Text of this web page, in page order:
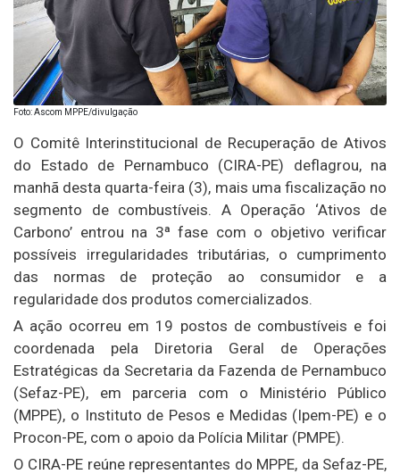
Foto: Ascom MPPE/divulgação
O Comitê Interinstitucional de Recuperação de Ativos
do Estado de Pernambuco (CIRA-PE) deflagrou, na
manhã desta quarta-feira (3), mais uma fiscalização no
segmento de combustíveis. A Operação ‘Ativos de
Carbono’ entrou na 3ª fase com o objetivo verificar
possíveis irregularidades tributárias, o cumprimento
das normas de proteção ao consumidor e a
regularidade dos produtos comercializados.
A ação ocorreu em 19 postos de combustíveis e foi
coordenada pela Diretoria Geral de Operações
Estratégicas da Secretaria da Fazenda de Pernambuco
(Sefaz-PE), em parceria com o Ministério Público
(MPPE), o Instituto de Pesos e Medidas (Ipem-PE) e o
Procon-PE, com o apoio da Polícia Militar (PMPE).
O CIRA-PE reúne representantes do MPPE, da Sefaz-PE,